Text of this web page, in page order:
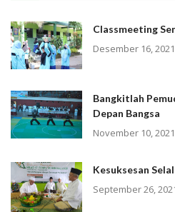
Classmeeting
Desember 16, 2021
Bangkitlah
Depan Bangsa
November 10, 2021
Kesuksesan
September 26,